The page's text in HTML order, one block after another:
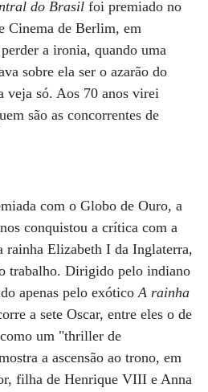
do Brasil foi premiado no
Cinema de Berlim, em
a ironia, quando uma
sobre ela ser o azarão do
veja só. Aos 70 anos virei
são as concorrentes de
com o Globo de Ouro, a
conquistou a crítica com a
rainha Elizabeth I da Inglaterra,
trabalho. Dirigido pelo indiano
apenas pelo exóticoA rainha
a sete Oscar, entre eles o de
um "thriller de
a ascensão ao trono, em
filha de Henrique VIII e Anna